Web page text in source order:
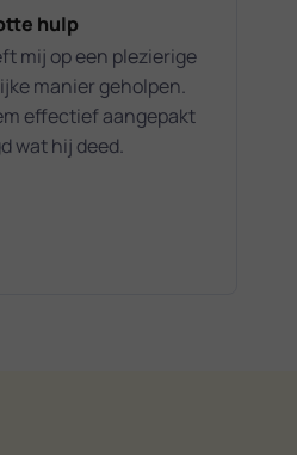
hulp
mij op een plezierige
manier geholpen.
effectief aangepakt
wat hij deed.